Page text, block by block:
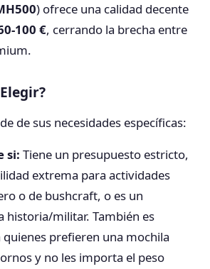
) ofrece una calidad decente
100 €, cerrando la brecha entre
de sus necesidades específicas:
si: Tiene un presupuesto estricto,
extrema para actividades
o de bushcraft, o es un
historia/militar. También es
prefieren una mochila
y no les importa el peso